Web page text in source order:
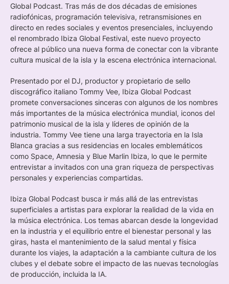
Global Podcast. Tras más de dos décadas de emisiones
radiofónicas, programación televisiva, retransmisiones en
directo en redes sociales y eventos presenciales, incluyendo
el renombrado Ibiza Global Festival, este nuevo proyecto
ofrece al público una nueva forma de conectar con la vibrante
cultura musical de la isla y la escena electrónica internacional.
Presentado por el DJ, productor y propietario de sello
discográfico italiano Tommy Vee, Ibiza Global Podcast
promete conversaciones sinceras con algunos de los nombres
más importantes de la música electrónica mundial, iconos del
patrimonio musical de la isla y líderes de opinión de la
industria. Tommy Vee tiene una larga trayectoria en la Isla
Blanca gracias a sus residencias en locales emblemáticos
como Space, Amnesia y Blue Marlin Ibiza, lo que le permite
entrevistar a invitados con una gran riqueza de perspectivas
personales y experiencias compartidas.
Ibiza Global Podcast busca ir más allá de las entrevistas
superficiales a artistas para explorar la realidad de la vida en
la música electrónica. Los temas abarcan desde la longevidad
en la industria y el equilibrio entre el bienestar personal y las
giras, hasta el mantenimiento de la salud mental y física
durante los viajes, la adaptación a la cambiante cultura de los
clubes y el debate sobre el impacto de las nuevas tecnologías
de producción, incluida la IA.